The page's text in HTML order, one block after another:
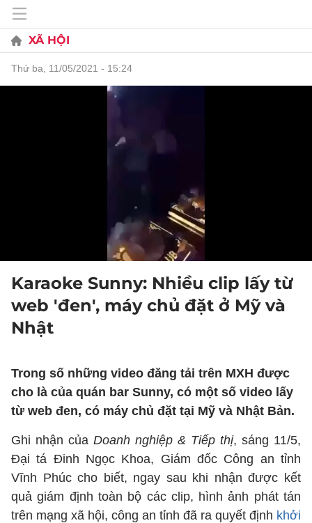
XÃ HỘI
thứ ba, 11/05/2021 - 15:24
Karaoke Sunny: Nhiều clip lấy từ
web 'đen', máy chủ đặt ở Mỹ và
Nhật
Trong số những video đăng tải trên MXH được
cho là của quán bar Sunny, có một số video lấy
từ web đen, có máy chủ đặt tại Mỹ và Nhật Bản.
Ghi nhận của Doanh nghiệp & Tiếp thị, sáng 11/5,
Đại tá Đinh Ngọc Khoa, Giám đốc Công an tỉnh
Vĩnh Phúc cho biết, ngay sau khi nhận được kết
quả giám định toàn bộ các clip, hình ảnh phát tán
trên mạng xã hội, công an tỉnh đã ra quyết định khởi